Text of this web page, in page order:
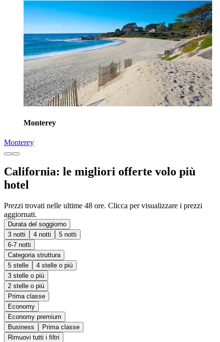
Monterey
Monterey
California: le migliori offerte volo più
hotel
Prezzi trovati nelle ultime 48 ore. Clicca per visualizzare i prezzi
aggiornati.
Durata del soggiorno
3 notti
4 notti
5 notti
6-7 notti
Categoria struttura
5 stelle
4 stelle o più
3 stelle o più
2 stelle o più
Prima classe
Economy
Economy premium
Business
Prima classe
Rimuovi tutti i filtri